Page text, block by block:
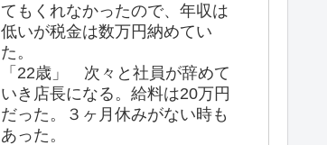
てもくれなかったので、年収は
低いが税金は数万円納めてい
た。
「22歳」 次々と社員が辞めて
いき店長になる。給料は20万円
だった。３ヶ月休みがない時も
あった。